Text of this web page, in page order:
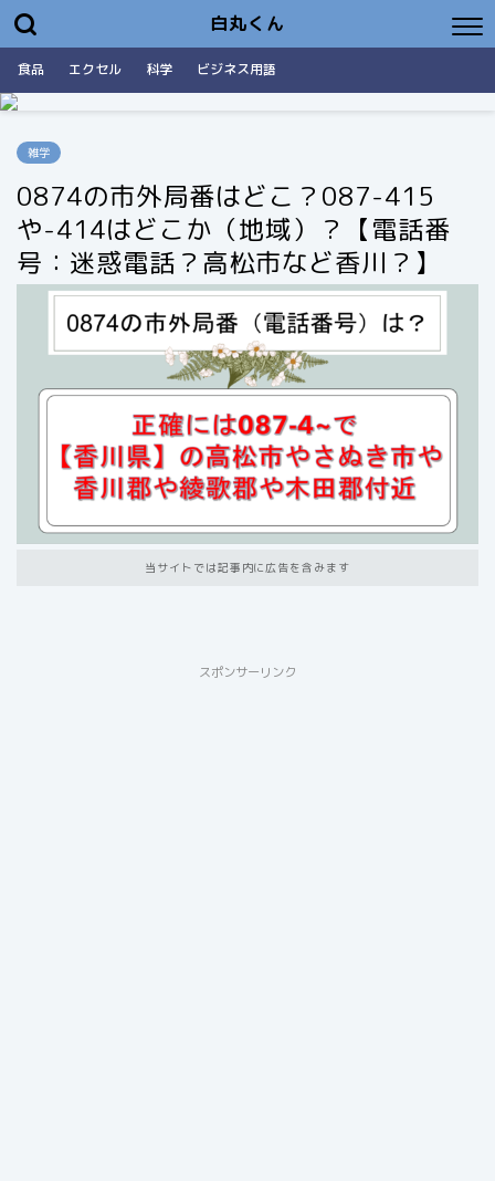
白丸くん
食品 エクセル 科学 ビジネス用語
雑学
0874の市外局番はどこ？087-415
や-414はどこか（地域）？【電話番
号：迷惑電話？高松市など香川？】
当サイトでは記事内に広告を含みます
スポンサーリンク